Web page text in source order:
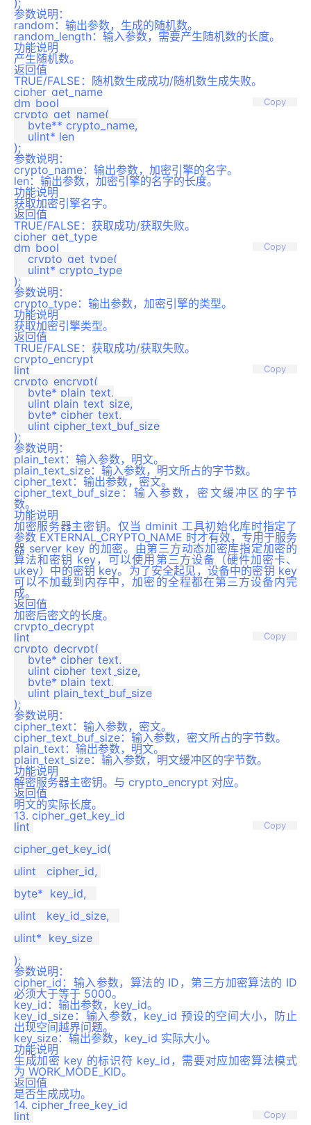
参数说明：
random：输出参数，生成的随机数。
random_length：输入参数，需要产生随机数的长度。
功能说明
产生随机数。
返回值
TRUE/FALSE：随机数生成成功/随机数生成失败。
cipher_get_name
Copy
dm_bool
crypto_get_name(
    byte** crypto_name,
    ulint* len
参数说明：
crypto_name：输出参数，加密引擎的名字。
len：输出参数，加密引擎的名字的长度。
功能说明
获取加密引擎名字。
返回值
TRUE/FALSE：获取成功/获取失败。
cipher_get_type
Copy
dm_bool
    crypto_get_type(
    ulint* crypto_type
参数说明：
crypto_type：输出参数，加密引擎的类型。
功能说明
获取加密引擎类型。
返回值
TRUE/FALSE：获取成功/获取失败。
crypto_encrypt
Copy
lint
crypto_encrypt(
    byte* plain_text,
    ulint plain_text_size,
    byte* cipher_text,
    ulint cipher_text_buf_size
参数说明：
plain_text：输入参数，明文。
plain_text_size：输入参数，明文所占的字节数。
cipher_text：输出参数，密文。
cipher_text_buf_size：输入参数，密文缓冲区的字节
数。
功能说明
加密服务器主密钥。仅当 dminit 工具初始化库时指定了
参数 EXTERNAL_CRYPTO_NAME 时才有效，专用于服务
器 server key 的加密。由第三方动态加密库指定加密的
算法和密钥 key，可以使用第三方设备（硬件加密卡、
ukey）中的密钥 key。为了安全起见，设备中的密钥 key
可以不加载到内存中，加密的全程都在第三方设备内完
成。
返回值
加密后密文的长度。
crypto_decrypt
Copy
lint
crypto_decrypt(
    byte* cipher_text,
    ulint cipher_text_size,
    byte* plain_text,
    ulint plain_text_buf_size
参数说明：
cipher_text：输入参数，密文。
cipher_text_buf_size：输入参数，密文所占的字节数。
plain_text：输出参数，明文。
plain_text_size：输入参数，明文缓冲区的字节数。
功能说明
解密服务器主密钥。与 crypto_encrypt 对应。
返回值
明文的实际长度。
13. cipher_get_key_id
Copy
lint
cipher_get_key_id(
ulint   cipher_id,
byte*  key_id,
ulint   key_id_size,
ulint*  key_size
参数说明 ：
cipher_id：输入参数，算法的 ID，第三方加密算法的 ID
必须大于等于 5000。
key_id：输出参数，key_id。
key_id_size：输入参数，key_id 预设的空间大小，防止
出现空间越界问题。
key_size：输出参数，key_id 实际大小。
功能说明
生成加密 key 的标识符 key_id，需要对应加密算法模式
为 WORK_MODE_KID。
返回值
是否生成成功。
14. cipher_free_key_id
Copy
lint